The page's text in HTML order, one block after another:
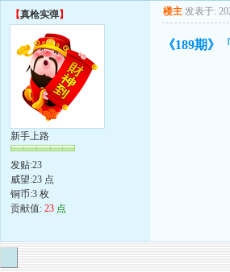
【真枪实弹】
新手上路
发贴:23
威望:23 点
铜币:3 枚
贡献值: 23 点
楼主 发表于:
《189期